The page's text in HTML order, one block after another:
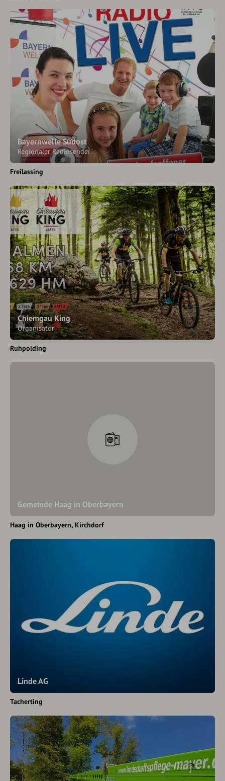
Bayernwelle Südost
Regionaler Radiosender
Freilassing
Chiemgau King
Organisator
Ruhpolding
Gemeinde Haag in Oberbayern
Haag in Oberbayern Kirchdorf
Linde AG
Tacherting